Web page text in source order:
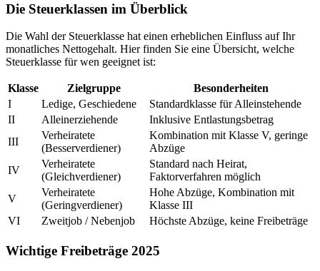
Die Steuerklassen im Überblick
Die Wahl der Steuerklasse hat einen erheblichen Einfluss auf Ihr
monatliches Nettogehalt. Hier finden Sie eine Übersicht, welche
Steuerklasse für wen geeignet ist:
Klasse Zielgruppe
Besonderheiten
I
Ledige, Geschiedene
Standardklasse für Alleinstehende
II
Alleinerziehende
Inklusive Entlastungsbetrag
III
Verheiratete
(Besserverdiener)
Kombination mit Klasse V, geringe
Abzüge
IV
Verheiratete
(Gleichverdiener)
Standard nach Heirat,
Faktorverfahren möglich
V
Verheiratete
(Geringverdiener)
Hohe Abzüge, Kombination mit
Klasse III
VI
Zweitjob / Nebenjob Höchste Abzüge, keine Freibeträge
Wichtige Freibeträge 2025